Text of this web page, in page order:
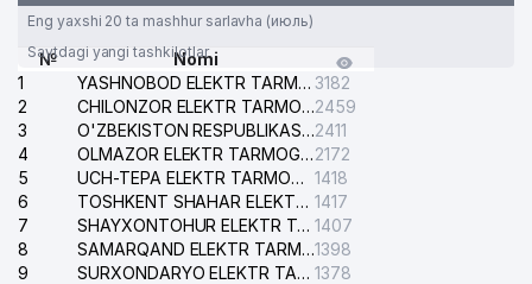
Eng yaxshi 20 ta mashhur sarlavha (июль)
Saytdagi yangi tashkilotlar
№
Nomi
1
YASHNOBOD ELEKTR TARMOG'I NOSOZLIKLARI XIZMATI 3182
2
CHILONZOR ELEKTR TARMOG'I NOSOZLIK XIZMATI2459
3
O'ZBEKISTON RESPUBLIKASI BOSH PROKURATURASI ISHONCH TELEFONI2411
4
OLMAZOR ELEKTR TARMOG'I NOSOZLIKLARI XIZMATI2172
5
UCH-TEPA ELEKTR TARMOG'I NOSOZLIKLARI XIZMATI 1418
6
TOSHKENT SHAHAR ELEKTR TARMOQLARI KORXONASI AJ 1417
7
SHAYXONTOHUR ELEKTR TARMOG'I NOSOZLIKLARINI TUZATISH XIZMATI 1407
8
SAMARQAND ELEKTR TARMOQLARI AJ1398
9
SURXONDARYO ELEKTR TARMOQLARI AJ 1378